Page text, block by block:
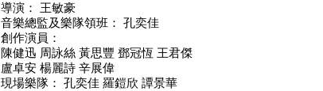
導演： 王敏豪
音樂總監及樂隊領班： 孔奕佳
創作演員：
陳健迅 周詠絲 黃思豐 鄧冠恆 王君傑
盧卓安 楊麗詩 辛展偉
現場樂隊： 孔奕佳 羅鎧欣 譚景華